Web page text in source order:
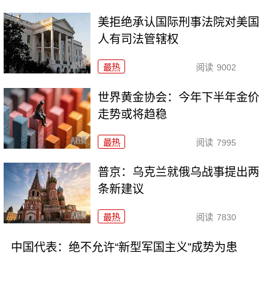
美拒绝承认国际刑事法院对美国
人有司法管辖权
最热 阅读 9002
世界黄金协会：今年下半年金价
走势或将趋稳
最热 阅读 7995
普京：乌克兰就俄乌战事提出两
条新建议
最热 阅读 7830
中国代表：绝不允许“新型军国主义”成势为患